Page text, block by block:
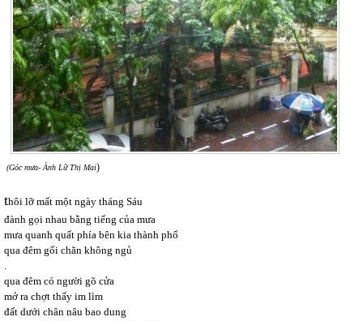
(Góc mưa- Ành Lữ Thị Mai)
thôi lỡ mất một ngày tháng Sáu
đành gọi nhau bằng tiếng của mưa
mưa quanh quất phía bên kia thành phố
qua đêm gối chăn không ngủ
.
qua đêm có người gõ cửa
mở ra chợt thấy im lìm
đất dưới chân nâu bao dung